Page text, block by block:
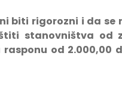
biti rigorozni i da
stanovništva od
od 2.000,00